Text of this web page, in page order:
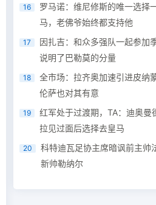
16
罗马诺：维尼修斯的唯一选择
马，老佛爷始终都支持他
17
因扎吉：和众多强队一起参加
说明了巴勒莫的分量
18
全市场：拉齐奥加速引进皮纳
伦萨也对其有意
19
红军处于过渡期，TA：迪奥曼
拉见过面后选择去皇马
20
科特迪瓦足协主席暗讽前主帅
新帅勒纳尔